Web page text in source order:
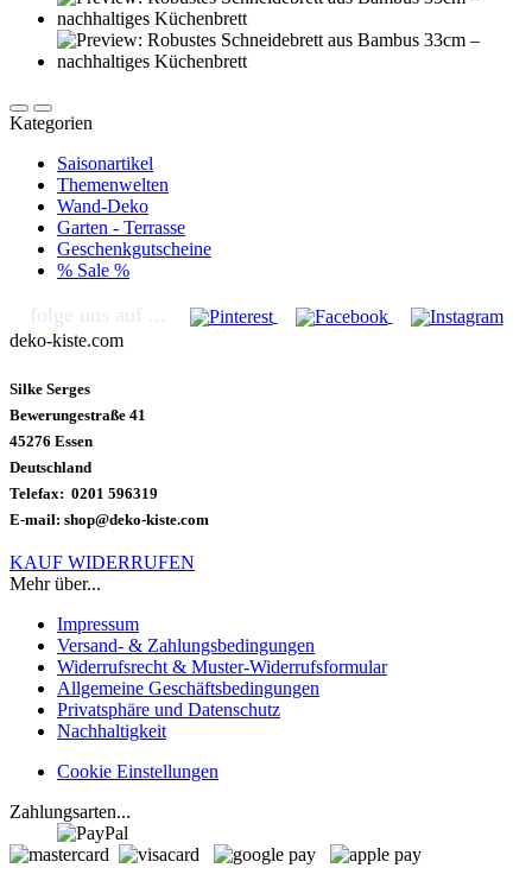
Kategorien
Saisonartikel
Themenwelten
Wand-Deko
Garten - Terrasse
Geschenkgutscheine
% Sale %
folge uns auf ...
deko-kiste.com
Silke Serges
Bewerungestraße 41
45276 Essen
Deutschland
Telefax: 0201 596319
E-mail: shop@deko-kiste.com
KAUF WIDERRUFEN
Mehr über...
Impressum
Versand- & Zahlungsbedingungen
Widerrufsrecht & Muster-Widerrufsformular
Allgemeine Geschäftsbedingungen
Privatsphäre und Datenschutz
Nachhaltigkeit
Cookie Einstellungen
Zahlungsarten...